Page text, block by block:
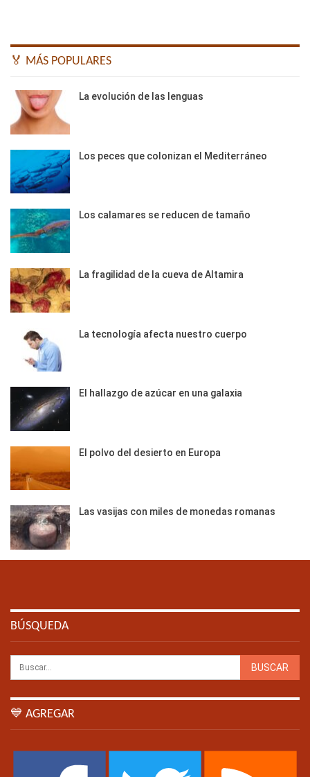
🏅 MÁS POPULARES
La evolución de las lenguas
Los peces que colonizan el Mediterráneo
Los calamares se reducen de tamaño
La fragilidad de la cueva de Altamira
La tecnología afecta nuestro cuerpo
El hallazgo de azúcar en una galaxia
El polvo del desierto en Europa
Las vasijas con miles de monedas romanas
BÚSQUEDA
💙 AGREGAR